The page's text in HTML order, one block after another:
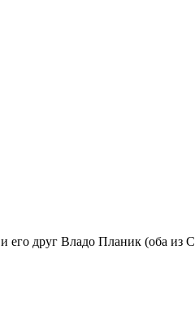
его друг Владо Планик (оба